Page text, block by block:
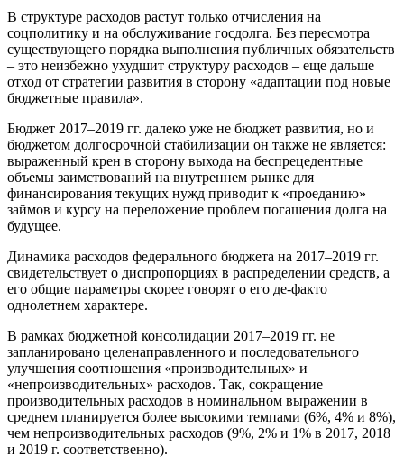
В структуре расходов растут только отчисления на
соцполитику и на обслуживание госдолга. Без пересмотра
существующего порядка выполнения публичных обязательств
– это неизбежно ухудшит структуру расходов – еще дальше
отход от стратегии развития в сторону «адаптации под новые
бюджетные правила».
Бюджет 2017–2019 гг. далеко уже не бюджет развития, но и
бюджетом долгосрочной стабилизации он также не является:
выраженный крен в сторону выхода на беспрецедентные
объемы заимствований на внутреннем рынке для
финансирования текущих нужд приводит к «проеданию»
займов и курсу на переложение проблем погашения долга на
будущее.
Динамика расходов федерального бюджета на 2017–2019 гг.
свидетельствует о диспропорциях в распределении средств, а
его общие параметры скорее говорят о его де-факто
однолетнем характере.
В рамках бюджетной консолидации 2017–2019 гг. не
запланировано целенаправленного и последовательного
улучшения соотношения «производительных» и
«непроизводительных» расходов. Так, сокращение
производительных расходов в номинальном выражении в
среднем планируется более высокими темпами (6%, 4% и 8%),
чем непроизводительных расходов (9%, 2% и 1% в 2017, 2018
и 2019 г. соответственно).